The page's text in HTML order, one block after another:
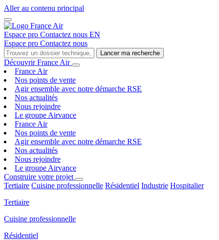
Aller au contenu principal
Espace pro Contactez nous EN
Espace pro Contactez nous
Lancer ma recherche
Découvrir France Air
France Air
Nos points de vente
Agir ensemble avec notre démarche RSE
Nos actualités
Nous rejoindre
Le groupe Airvance
France Air
Nos points de vente
Agir ensemble avec notre démarche RSE
Nos actualités
Nous rejoindre
Le groupe Airvance
Construire votre projet
Tertiaire Cuisine professionnelle Résidentiel Industrie Hospitalier
Tertiaire
Cuisine professionnelle
Résidentiel